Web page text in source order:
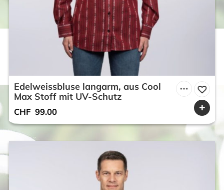
Edelweissbluse langarm, aus Cool
Max Stoff mit UV-Schutz
CHF 99.00